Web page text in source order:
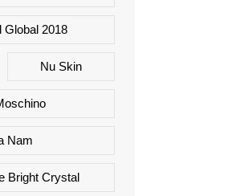
Global 2018
Nu Skin
Nam
Bright Crystal